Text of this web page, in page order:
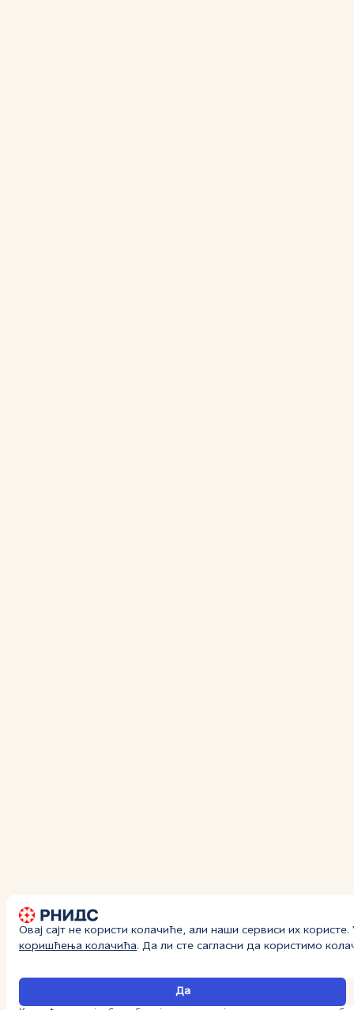
Овај сајт не користи колачиће, али наши сервиси их
коришћења колачића. Да ли сте сагласни да користимо
Да